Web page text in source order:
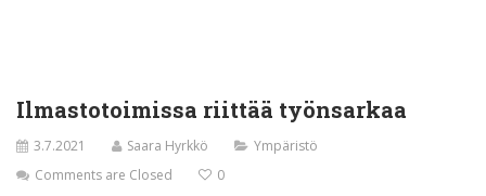
Ilmastotoimissa riittää työnsarkaa
3.7.2021 Saara Hyrkkö
Ympäristö
Comments are Closed
0